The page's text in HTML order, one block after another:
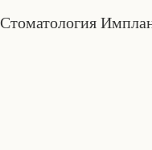
Стоматология